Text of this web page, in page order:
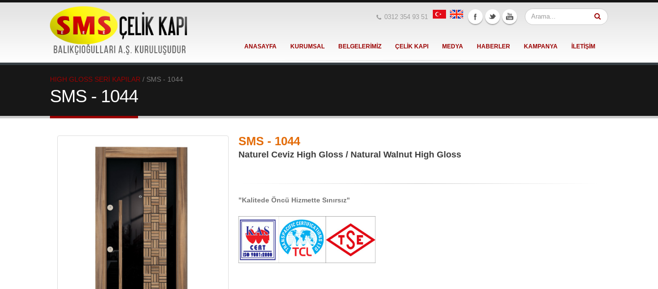
0312 354 93 51
ANASAYFA KURUMSAL BELGELERİMİZ ÇELİK KAPI MEDYA HABERLER KAMPANYA İLETİŞİM
HIGH GLOSS SERİ KAPILAR / SMS - 1044
SMS - 1044
SMS - 1044
Naturel Ceviz High Gloss / Natural Walnut High Gloss
"Kalitede Öncü Hizmette Sınırsız"